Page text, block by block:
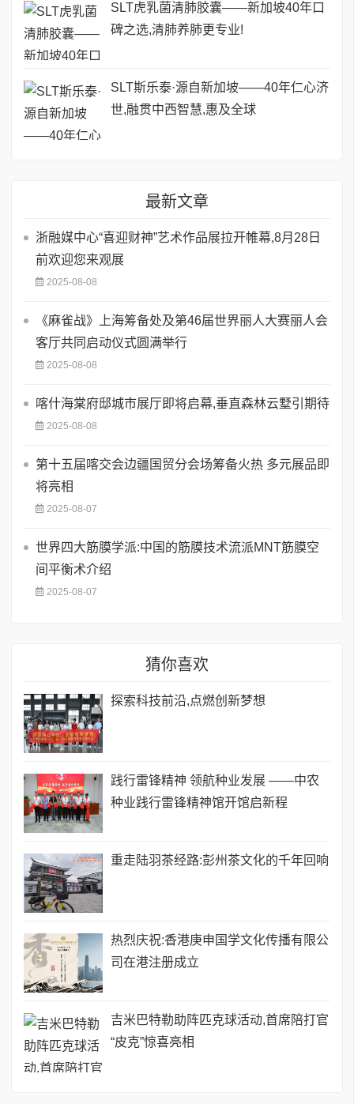
SLT虎乳菌清肺胶囊——新加坡40年口
碑之选,清肺养肺更专业!
SLT斯乐泰·源自新加坡——40年仁心济
世,融贯中西智慧,惠及全球
最新文章
浙融媒中心“喜迎财神”艺术作品展拉开帷幕,8月28日
前欢迎您来观展
2025-08-08
《麻雀战》上海筹备处及第46届世界丽人大赛丽人会
客厅共同启动仪式圆满举行
2025-08-08
喀什海棠府邸城市展厅即将启幕,垂直森林云墅引期待
2025-08-08
第十五届喀交会边疆国贸分会场筹备火热 多元展品即
将亮相
2025-08-07
世界四大筋膜学派:中国的筋膜技术流派MNT筋膜空
间平衡术介绍
2025-08-07
猜你喜欢
探索科技前沿,点燃创新梦想
践行雷锋精神 领航种业发展 ——中农
种业践行雷锋精神馆开馆启新程
重走陆羽茶经路:彭州茶文化的千年回响
热烈庆祝:香港庚申国学文化传播有限公
司在港注册成立
吉米巴特勒助阵匹克球活动,首席陪打官
“皮克”惊喜亮相